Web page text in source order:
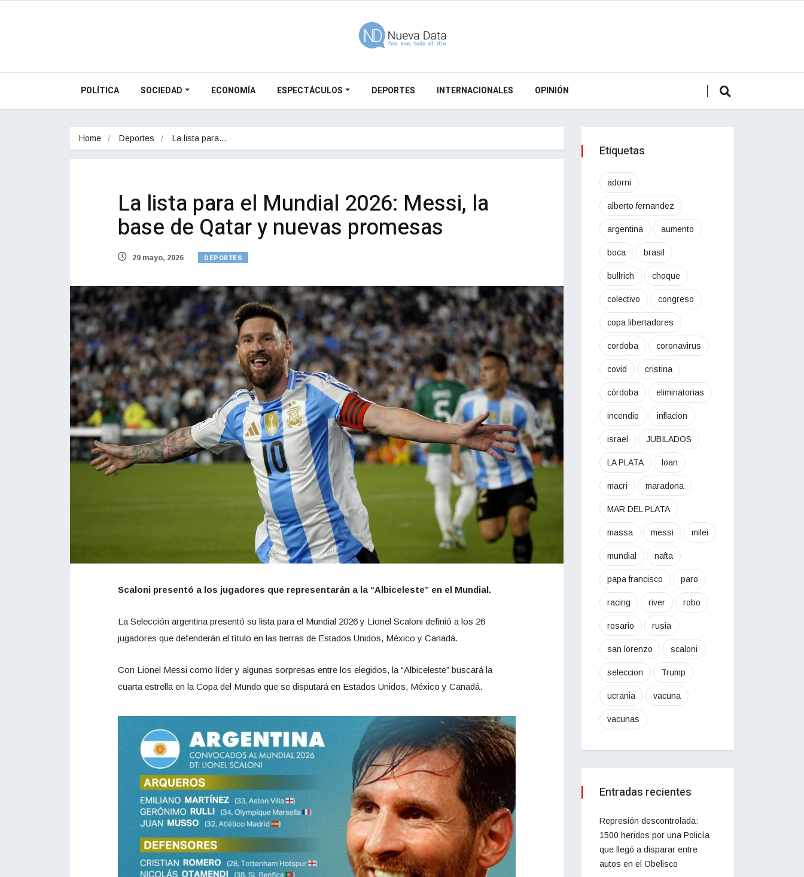
POLÍTICA SOCIEDAD ECONOMÍA ESPECTÁCULOS DEPORTES INTERNACIONALES OPINIÓN
Home Deportes La lista para…
La lista para el Mundial 2026: Messi, la
base de Qatar y nuevas promesas
29 mayo, 2026 DEPORTES
Scaloni presentó a los jugadores que representarán a la “Albiceleste” en el Mundial.
La Selección argentina presentó su lista para el Mundial 2026 y Lionel Scaloni definió a los 26
jugadores que defenderán el título en las tierras de Estados Unidos, México y Canadá.
Con Lionel Messi como líder y algunas sorpresas entre los elegidos, la “Albiceleste” buscará la
cuarta estrella en la Copa del Mundo que se disputará en Estados Unidos, México y Canadá.
Etiquetas
adorni
alberto fernandez
argentina aumento
boca brasil
bullrich choque
colectivo congreso
copa libertadores
cordoba coronavirus
covid cristina
córdoba eliminatorias
incendio inflacion
israel JUBILADOS
LA PLATA loan
macri maradona
MAR DEL PLATA
massa messi milei
mundial nafta
papa francisco paro
racing river robo
rosario rusia
san lorenzo scaloni
seleccion Trump
ucrania vacuna
vacunas
Entradas recientes
Represión descontrolada:
1500 heridos por una Policía
que llegó a disparar entre
autos en el Obelisco